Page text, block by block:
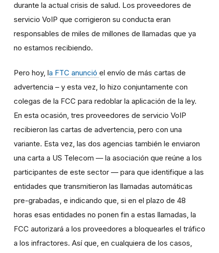
durante la actual crisis de salud. Los proveedores de
servicio VoIP que corrigieron su conducta eran
responsables de miles de millones de llamadas que ya
no estamos recibiendo.
Pero hoy, la FTC anunció el envío de más cartas de
advertencia – y esta vez, lo hizo conjuntamente con
colegas de la FCC para redoblar la aplicación de la ley.
En esta ocasión, tres proveedores de servicio VoIP
recibieron las cartas de advertencia, pero con una
variante. Esta vez, las dos agencias también le enviaron
una carta a US Telecom — la asociación que reúne a los
participantes de este sector — para que identifique a las
entidades que transmitieron las llamadas automáticas
pre-grabadas, e indicando que, si en el plazo de 48
horas esas entidades no ponen fin a estas llamadas, la
FCC autorizará a los proveedores a bloquearles el tráfico
a los infractores. Así que, en cualquiera de los casos,